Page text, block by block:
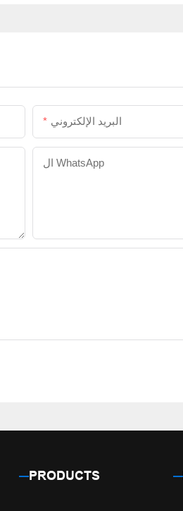
البريد الإلكتروني
ال WhatsApp
PRODUCTS